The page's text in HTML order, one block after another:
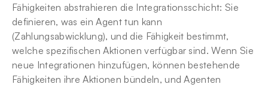
Fähigkeiten abstrahieren die Integrationsschicht: Sie
definieren, was ein Agent tun kann
(Zahlungsabwicklung), und die Fähigkeit bestimmt,
welche spezifischen Aktionen verfügbar sind. Wenn Sie
neue Integrationen hinzufügen, können bestehende
Fähigkeiten ihre Aktionen bündeln, und Agenten